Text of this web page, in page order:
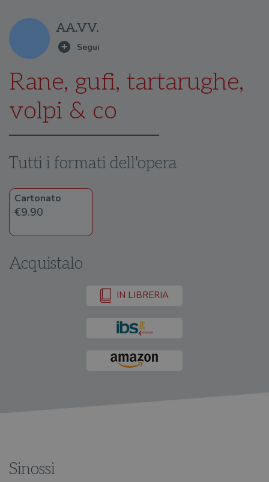
AA.VV.
Rane, gufi, tartarughe,
volpi & co
Tutti i formati dell'opera
Cartonato
€9.90
Acquistalo
IN LIBRERIA
Sinossi